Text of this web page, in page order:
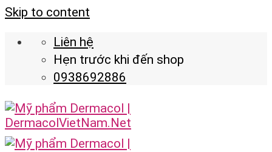
Skip to content
Liên hệ
Hẹn trước khi đến shop
0938692886